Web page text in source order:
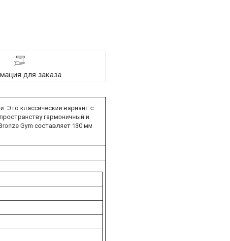
для заказа
Это классический вариант с
гармоничный и
Gym составляет 130 мм